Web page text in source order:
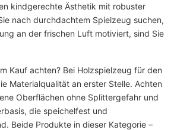
kindgerechte Ästhetik mit robuster
nach durchdachtem Spielzeug suchen,
an der frischen Luft motiviert, sind Sie
Kauf achten? Bei Holzspielzeug für den
Materialqualität an erster Stelle. Achten
Oberflächen ohne Splittergefahr und
die speichelfest und
Beide Produkte in dieser Kategorie –